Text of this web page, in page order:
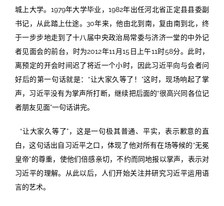
城上大学。1979年大学毕业，1982年出任河北省正定县县委副
书记，从此踏上仕途。30年来，他由北到南，复由南到北，终
于一步步地走到了十八届中央政治局常委与济济一堂的中外记
者见面会的前台，时为2012年11月15日上午11时58分。此时，
离预定的开会时间迟了将近一个小时，因此习近平向与会者问
好后的第一句话就是：“让大家久等了！”这时，现场响起了掌
声，习近平没有为掌声所打断，继续把后面的“很高兴同各位记
者朋友见面”一句话讲完。
“让大家久等了”，这是一句极其普通、平实，表示歉意的直
白，这句话出自习近平之口，体现了他对所有在场等候的“无冕
皇帝”的尊重，使他们倍感亲切，不约而同地报以掌声，表示对
习近平的理解。从此以后，人们开始关注并研究习近平运用语
言的艺术。